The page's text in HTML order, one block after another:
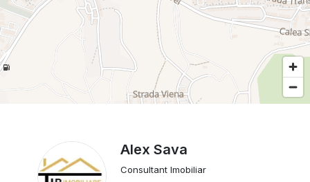
Alex Sava
Consultant Imobiliar